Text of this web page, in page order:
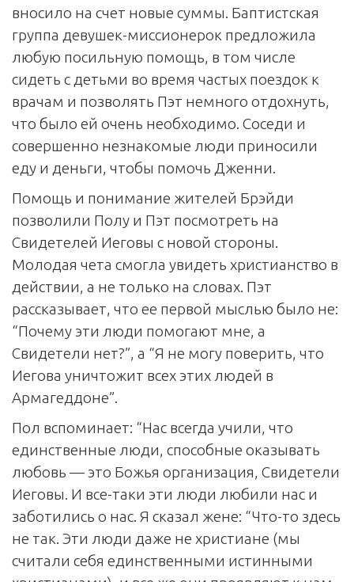
вносило на счет новые суммы. Баптистская
группа девушек-миссионерок предложила
любую посильную помощь, в том числе
сидеть с детьми во время частых поездок к
врачам и позволять Пэт немного отдохнуть,
что было ей очень необходимо. Соседи и
совершенно незнакомые люди приносили
еду и деньги, чтобы помочь Дженни.
Помощь и понимание жителей Брэйди
позволили Полу и Пэт посмотреть на
Свидетелей Иеговы с новой стороны.
Молодая чета смогла увидеть христианство в
действии, а не только на словах. Пэт
рассказывает, что ее первой мыслью было не:
“Почему эти люди помогают мне, а
Свидетели нет?”, а “Я не могу поверить, что
Иегова уничтожит всех этих людей в
Армагеддоне”.
Пол вспоминает: “Нас всегда учили, что
единственные люди, способные оказывать
любовь — это Божья организация, Свидетели
Иеговы. И все-таки эти люди любили нас и
заботились о нас. Я сказал жене: “Что-то здесь
не так. Эти люди даже не христиане (мы
считали себя единственными истинными